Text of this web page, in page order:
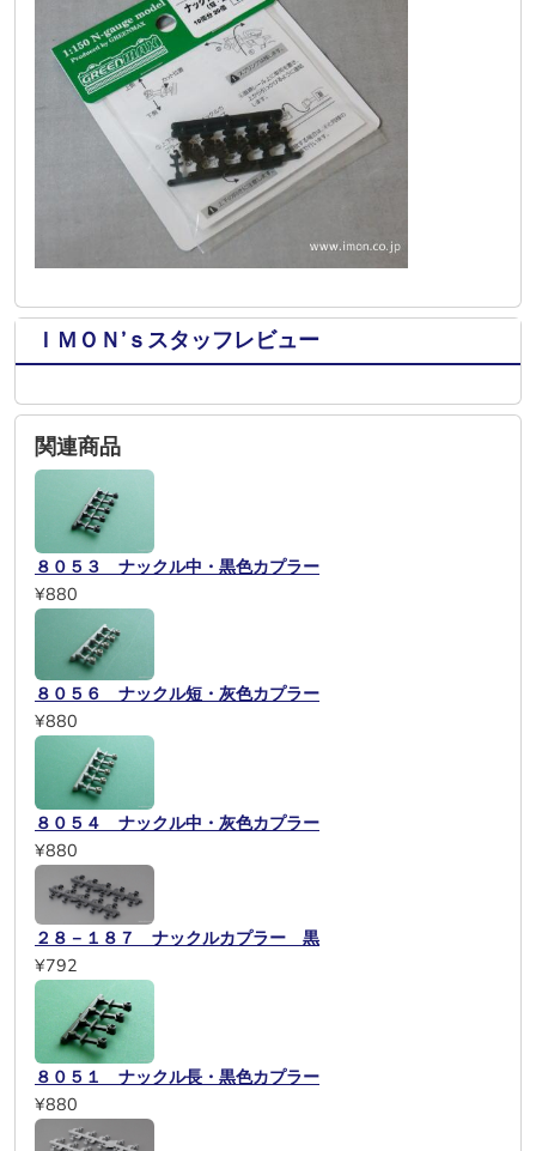
ＩＭＯＮ’ｓスタッフレビュー
関連商品
８０５３ ナックル中・黒色カプラー
¥880
８０５６ ナックル短・灰色カプラー
¥880
８０５４ ナックル中・灰色カプラー
¥880
２８－１８７ ナックルカプラー 黒
¥792
８０５１ ナックル長・黒色カプラー
¥880